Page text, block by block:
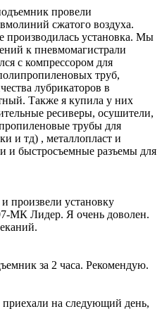
провели
сжатого воздуха.
производилась установка. Мы
к пневмомагистрали
с компрессором для
труб,
лубрикаторов в
Также я купила у них
ресиверы, осушители,
трубы для
и тд) , металлопласт и
и быстросъемные разъемы для
произвели установку
МК Лидер. Я очень доволен.
за 2 часа. Рекомендую.
приехали на следующий день,